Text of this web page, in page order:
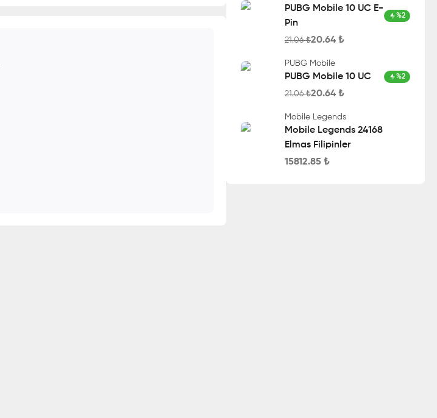
PUBG Mobile 10 UC E-
Pin
%2
21.06₺20.64 ₺
PUBG Mobile
PUBG Mobile 10 UC %2
21.06₺20.64 ₺
Mobile Legends
Mobile Legends 24168
Elmas Filipinler
15812.85 ₺